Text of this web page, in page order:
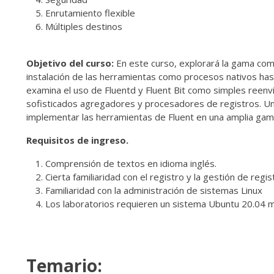
Enrutamiento flexible
Múltiples destinos
Objetivo del curso: En este curso, explorará la gama
instalación de las herramientas como procesos nativos
examina el uso de Fluentd y Fluent Bit como simples
sofisticados agregadores y procesadores de registros.
implementar las herramientas de Fluent en una amplia
Requisitos de ingreso.
Comprensión de textos en idioma inglés.
Cierta familiaridad con el registro y la gestión de
Familiaridad con la administración de sistemas Linux
Los laboratorios requieren un sistema Ubuntu 20.04
Temario: